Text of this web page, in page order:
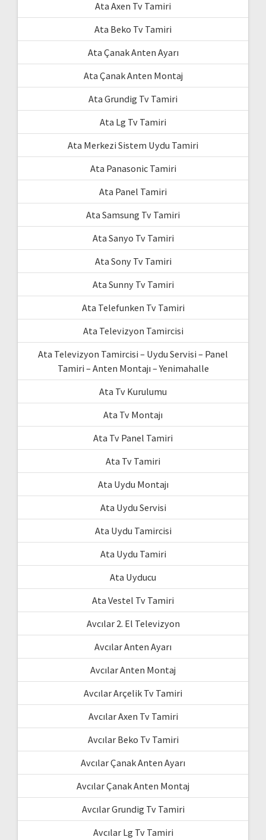
Ata Axen Tv Tamiri
Ata Beko Tv Tamiri
Ata Çanak Anten Ayarı
Ata Çanak Anten Montaj
Ata Grundig Tv Tamiri
Ata Lg Tv Tamiri
Ata Merkezi Sistem Uydu Tamiri
Ata Panasonic Tamiri
Ata Panel Tamiri
Ata Samsung Tv Tamiri
Ata Sanyo Tv Tamiri
Ata Sony Tv Tamiri
Ata Sunny Tv Tamiri
Ata Telefunken Tv Tamiri
Ata Televizyon Tamircisi
Ata Televizyon Tamircisi – Uydu Servisi – Panel
Tamiri – Anten Montajı – Yenimahalle
Ata Tv Kurulumu
Ata Tv Montajı
Ata Tv Panel Tamiri
Ata Tv Tamiri
Ata Uydu Montajı
Ata Uydu Servisi
Ata Uydu Tamircisi
Ata Uydu Tamiri
Ata Uyducu
Ata Vestel Tv Tamiri
Avcılar 2. El Televizyon
Avcılar Anten Ayarı
Avcılar Anten Montaj
Avcılar Arçelik Tv Tamiri
Avcılar Axen Tv Tamiri
Avcılar Beko Tv Tamiri
Avcılar Çanak Anten Ayarı
Avcılar Çanak Anten Montaj
Avcılar Grundig Tv Tamiri
Avcılar Lg Tv Tamiri